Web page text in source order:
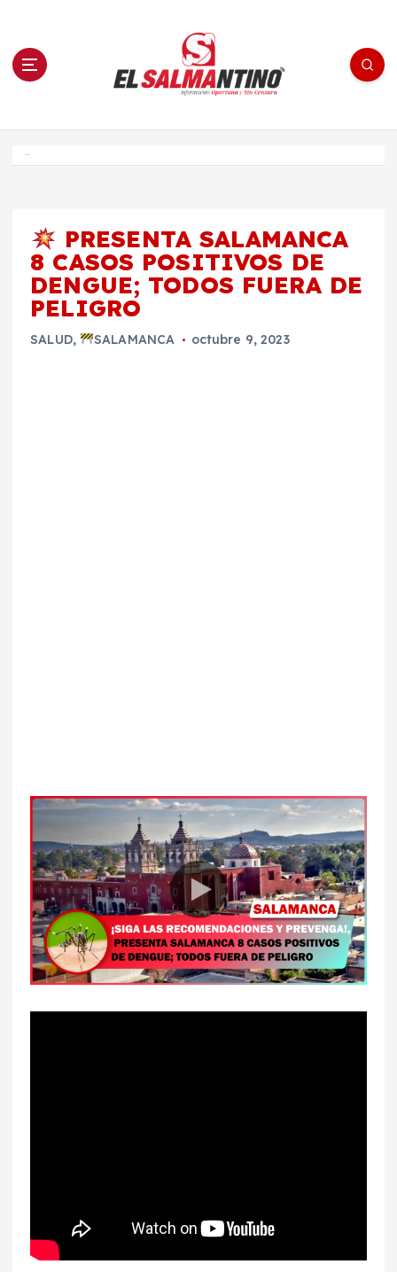
n El Salmantino - medios/noticias/editorial
PRESENTA SALAMANCA
8 CASOS POSITIVOS DE
DENGUE; TODOS FUERA DE
PELIGRO
SALUD, SALAMANCA octubre 9, 2023